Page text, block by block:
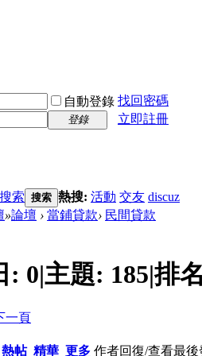
自動登錄 找回密碼
登錄
立即註冊
搜索 搜索 熱搜: 活動 交友 discuz
»論壇 › 當鋪貸款› 民間貸款
: 0|主題: 185|排
一頁
熱帖 精華 更多 作者回復/查看最後